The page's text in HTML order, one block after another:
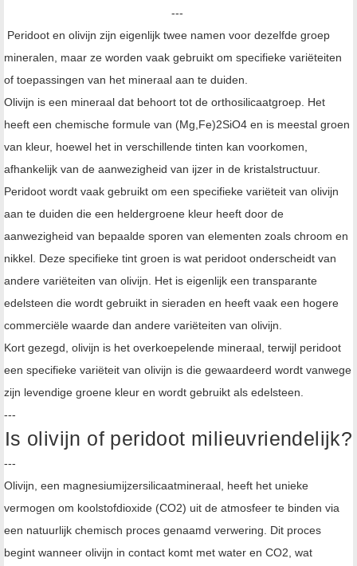
---
Peridoot en olivijn zijn eigenlijk twee namen voor dezelfde groep
mineralen, maar ze worden vaak gebruikt om specifieke variëteiten
of toepassingen van het mineraal aan te duiden.
Olivijn is een mineraal dat behoort tot de orthosilicaatgroep. Het
heeft een chemische formule van (Mg,Fe)2SiO4 en is meestal groen
van kleur, hoewel het in verschillende tinten kan voorkomen,
afhankelijk van de aanwezigheid van ijzer in de kristalstructuur.
Peridoot wordt vaak gebruikt om een specifieke variëteit van olivijn
aan te duiden die een heldergroene kleur heeft door de
aanwezigheid van bepaalde sporen van elementen zoals chroom en
nikkel. Deze specifieke tint groen is wat peridoot onderscheidt van
andere variëteiten van olivijn. Het is eigenlijk een transparante
edelsteen die wordt gebruikt in sieraden en heeft vaak een hogere
commerciële waarde dan andere variëteiten van olivijn.
Kort gezegd, olivijn is het overkoepelende mineraal, terwijl peridoot
een specifieke variëteit van olivijn is die gewaardeerd wordt vanwege
zijn levendige groene kleur en wordt gebruikt als edelsteen.
---
Is olivijn of peridoot milieuvriendelijk?
---
Olivijn, een magnesiumijzersilicaatmineraal, heeft het unieke
vermogen om koolstofdioxide (CO2) uit de atmosfeer te binden via
een natuurlijk chemisch proces genaamd verwering. Dit proces
begint wanneer olivijn in contact komt met water en CO2, wat